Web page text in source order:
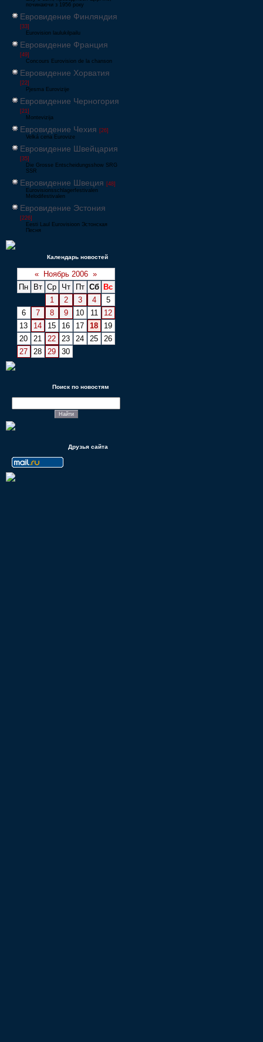
починаючи з 1956 року
Евровидение Финляндия
[33]
Eurovision laulukilpailu
Евровидение Франция
[49]
Concours Eurovision de la chanson
Евровидение Хорватия
[22]
Pjesma Eurovizije
Евровидение Черногория
[21]
Montevizija
Евровидение Чехия [26]
Velká cena Eurovize
Евровидение Швейцария
[35]
Die Grosse Entscheidungsshow SRG
SSR
Евровидение Швеция [48]
Eurovisionsschlagerfestivalen
Melodifestivalen
Евровидение Эстония
[226]
Eesti Laul Eurovisioon Эстонская
Песня
Календарь новостей
« Ноябрь 2006 »
Пн
Вт Ср Чт Пт Сб
Вс
1
2 3 4
5
6
7 8 9 10 11
12
13
14 15 16 17 18
19
20
21 22 23 24 25
26
27
28 29 30
Поиск по новостям
Друзья сайта